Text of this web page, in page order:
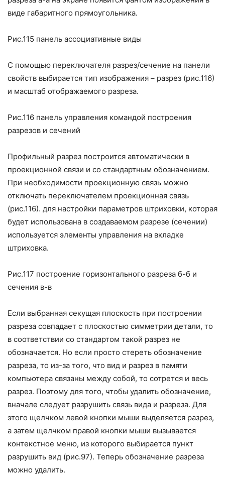
виде габаритного прямоугольника.
Рис.115 панель ассоциативные виды
С помощью переключателя разрез/сечение на панели
свойств выбирается тип изображения – разрез (рис.116)
и масштаб отображаемого разреза.
Рис.116 панель управления командой построения
разрезов и сечений
Профильный разрез построится автоматически в
проекционной связи и со стандартным обозначением.
При необходимости проекционную связь можно
отключать переключателем проекционная связь
(рис.116). для настройки параметров штриховки, которая
будет использована в создаваемом разрезе (сечении)
используется элементы управления на вкладке
штриховка.
Рис.117 построение горизонтального разреза б-б и
сечения в-в
Если выбранная секущая плоскость при построении
разреза совпадает с плоскостью симметрии детали, то
в соответствии со стандартом такой разрез не
обозначается. Но если просто стереть обозначение
разреза, то из-за того, что вид и разрез в памяти
компьютера связаны между собой, то сотрется и весь
разрез. Поэтому для того, чтобы удалить обозначение,
вначале следует разрушить связь вида и разреза. Для
этого щелчком левой кнопки мыши выделяется разрез,
а затем щелчком правой кнопки мыши вызывается
контекстное меню, из которого выбирается пункт
разрушить вид (рис.97). Теперь обозначение разреза
можно удалить.